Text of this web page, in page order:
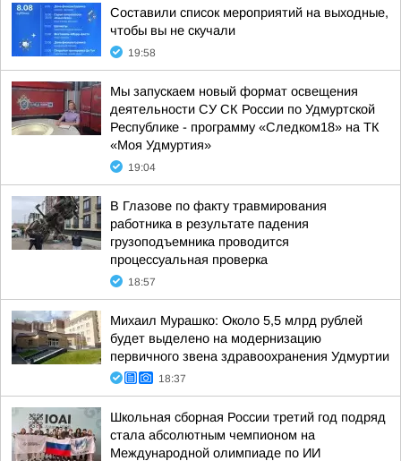
Составили список мероприятий на выходные,
чтобы вы не скучали
19:58
Мы запускаем новый формат освещения
деятельности СУ СК России по Удмуртской
Республике - программу «Следком18» на ТК
«Моя Удмуртия»
19:04
В Глазове по факту травмирования
работника в результате падения
грузоподъемника проводится
процессуальная проверка
18:57
Михаил Мурашко: Около 5,5 млрд рублей
будет выделено на модернизацию
первичного звена здравоохранения Удмуртии
18:37
Школьная сборная России третий год подряд
стала абсолютным чемпионом на
Международной олимпиаде по ИИ